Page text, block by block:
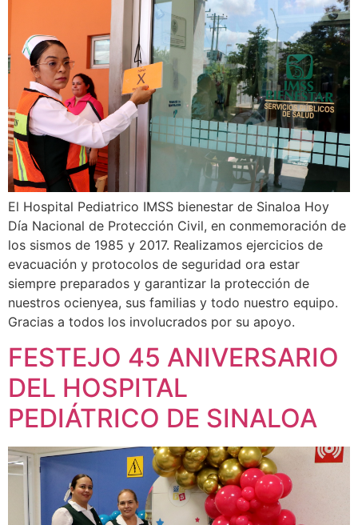
El Hospital Pediatrico IMSS bienestar de Sinaloa Hoy
Día Nacional de Protección Civil, en conmemoración de
los sismos de 1985 y 2017. Realizamos ejercicios de
evacuación y protocolos de seguridad ora estar
siempre preparados y garantizar la protección de
nuestros ocienyea, sus familias y todo nuestro equipo.
Gracias a todos los involucrados por su apoyo.
FESTEJO 45 ANIVERSARIO
DEL HOSPITAL
PEDIÁTRICO DE SINALOA